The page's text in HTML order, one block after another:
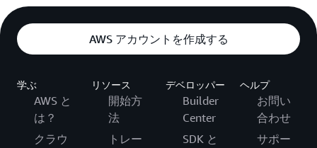
AWS アカウントを作成する
学ぶ
AWS と
は？
クラウ
リソース
開始方
法
トレー
デベロッパー
Builder
Center
SDK と
ヘルプ
お問い
合わせ
サポー